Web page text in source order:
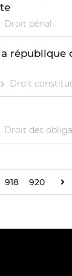
Droit pénal
république
Droit
Droit des
918 920